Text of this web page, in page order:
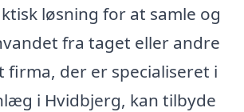
løsning for at samle og
fra taget eller andre
firma, der er specialiseret i
i Hvidbjerg, kan tilbyde